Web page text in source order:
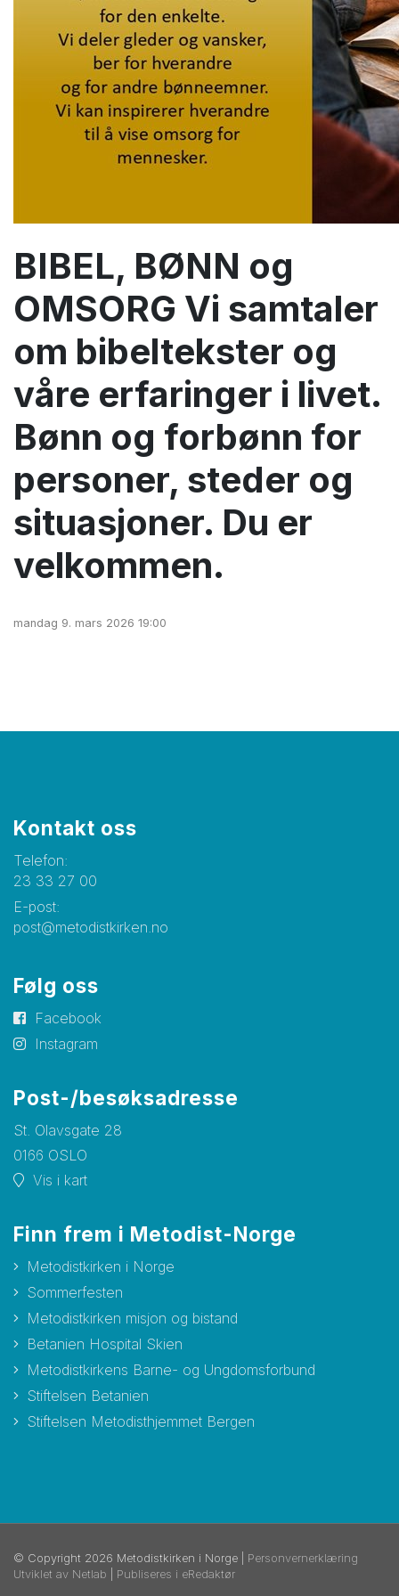
BIBEL, BØNN og
OMSORG Vi samtaler
om bibeltekster og
våre erfaringer i livet.
Bønn og forbønn for
personer, steder og
situasjoner. Du er
velkommen.
mandag 9. mars 2026 19:00
Kontakt oss
Telefon:
23 33 27 00
E-post:
post@metodistkirken.no
Følg oss
Facebook
Instagram
Post-/besøksadresse
St. Olavsgate 28
0166 OSLO
Vis i kart
Finn frem i Metodist-Norge
Metodistkirken i Norge
Sommerfesten
Metodistkirken misjon og bistand
Betanien Hospital Skien
Metodistkirkens Barne- og Ungdomsforbund
Stiftelsen Betanien
Stiftelsen Metodisthjemmet Bergen
© Copyright 2026 Metodistkirken i Norge | Personvernerklæring
Utviklet av Netlab
Publiseres i eRedaktør